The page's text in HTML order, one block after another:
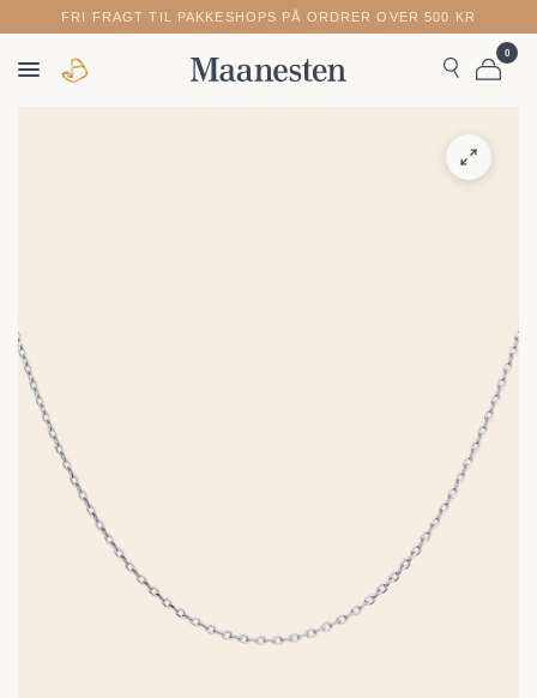
FRI FRAGT TIL PAKKESHOPS PÅ ORDRER OVER 500 KR
0